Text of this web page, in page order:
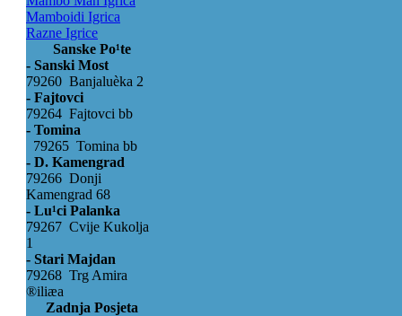
Mamboidi Igrica
Razne Igrice
Sanske Po¹te
- Sanski Most
79260 Banjaluèka 2
- Fajtovci
79264 Fajtovci bb
- Tomina
79265 Tomina bb
- D. Kamengrad
79266 Donji
Kamengrad 68
- Lu¹ci Palanka
79267 Cvije Kukolja
1
- Stari Majdan
79268 Trg Amira
®iliæa
Zadnja Posjeta